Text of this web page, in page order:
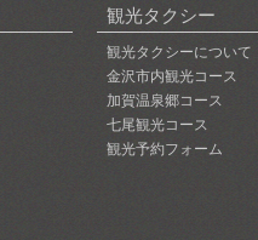
観光タクシー
観光タクシーについて
金沢市内観光コース
加賀温泉郷コース
七尾観光コース
観光予約フォーム